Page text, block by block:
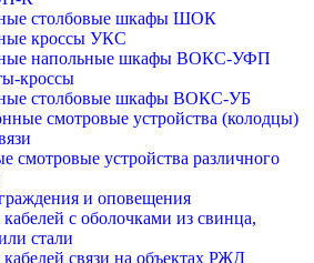
столбовые шкафы ШОК
кроссы УКС
напольные шкафы ВОКС-УФП
кроссы
столбовые шкафы ВОКС-УБ
смотровые устройства (колодцы)
смотровые устройства различного
и оповещения
с оболочками из свинца,
стали
связи на объектах РЖД